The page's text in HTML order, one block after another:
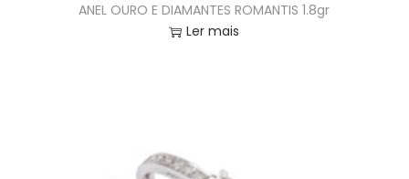
ANEL OURO E DIAMANTES ROMANTIS 1.8gr
Ler mais